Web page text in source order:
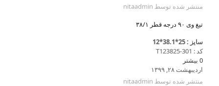
منتشر شده توسط nitaadmin
تیغ وی ۹۰ درجه قطر ۳۸/۱
سایز : 25*38.1*12
کد : T123825-301
0 بیشتر
اردیبهشت ۲۸, ۱۳۹۹
منتشر شده توسط nitaadmin